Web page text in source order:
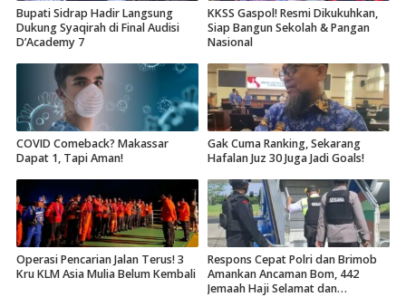
Bupati Sidrap Hadir Langsung
Dukung Syaqirah di Final Audisi
D’Academy 7
KKSS Gaspol! Resmi Dikukuhkan,
Siap Bangun Sekolah & Pangan
Nasional
COVID Comeback? Makassar
Dapat 1, Tapi Aman!
Gak Cuma Ranking, Sekarang
Hafalan Juz 30 Juga Jadi Goals!
Operasi Pencarian Jalan Terus! 3
Kru KLM Asia Mulia Belum Kembali
Respons Cepat Polri dan Brimob
Amankan Ancaman Bom, 442
Jemaah Haji Selamat dan